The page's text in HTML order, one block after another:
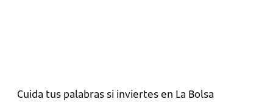
Cuida tus palabras si inviertes en La Bolsa